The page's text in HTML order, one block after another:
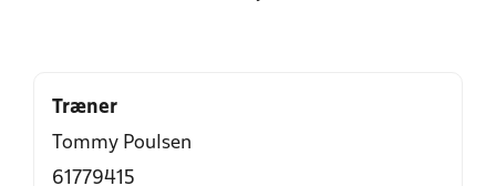
Træner
Tommy Poulsen
61779415